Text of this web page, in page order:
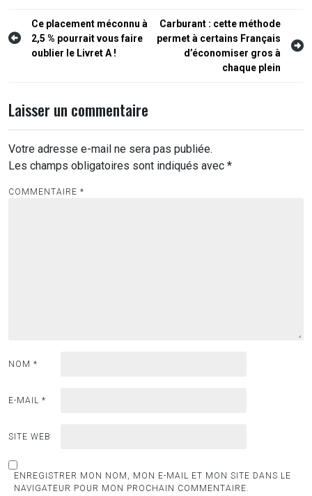
Navigation
de
Ce placement méconnu à
2,5 % pourrait vous faire
oublier le Livret A !
Carburant : cette méthode
permet à certains Français
d’économiser gros à
chaque plein
Laisser un commentaire
Votre adresse e-mail ne sera pas publiée.
Les champs obligatoires sont indiqués avec *
COMMENTAIRE *
NOM *
E-MAIL *
SITE WEB
ENREGISTRER MON NOM, MON E-MAIL ET MON SITE DANS LE
NAVIGATEUR POUR MON PROCHAIN COMMENTAIRE.